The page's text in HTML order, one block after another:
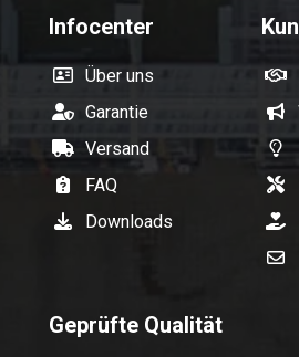
Infocenter
Über uns
Garantie
Versand
FAQ
Downloads
Geprüfte Qualität